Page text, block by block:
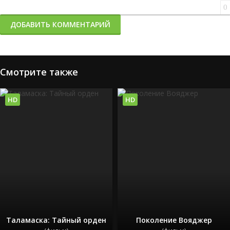
0
ДОБАВИТЬ КОММЕНТАРИЙ
Смотрите также
Таламаска: Тайный орден
HD
Поколение Вояджер
HD